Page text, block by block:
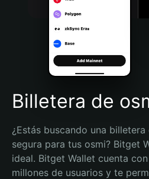
Português (Brasil)
Español (Argentina)
Billetera de
¿Estás buscando una
segura para tus osmi? Bitget
ideal. Bitget Wallet cuenta
millones de usuarios y te